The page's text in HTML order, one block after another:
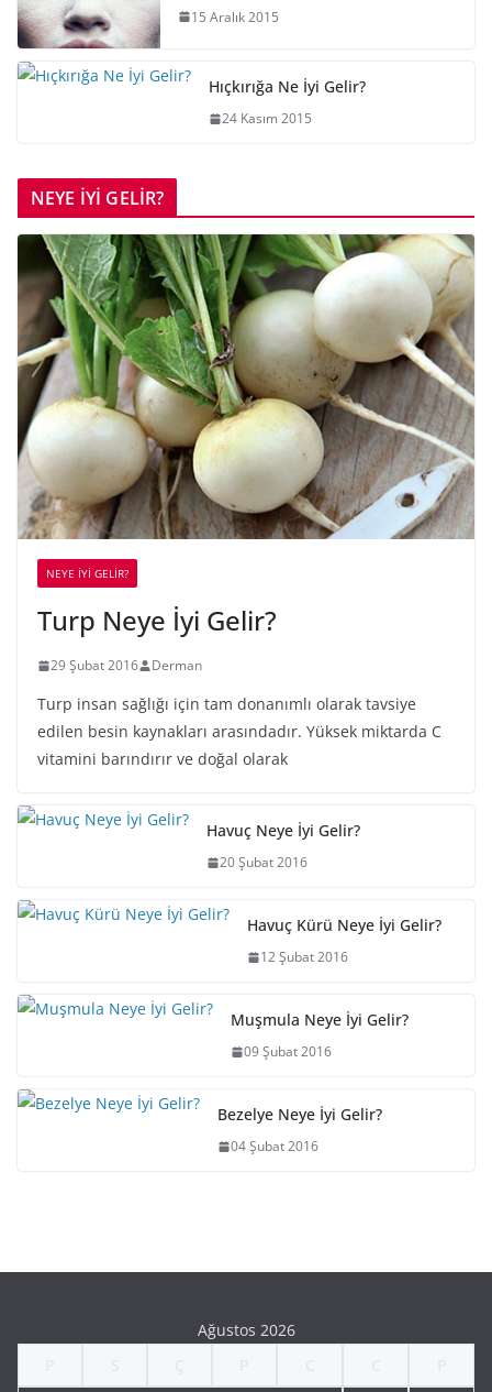
15 Aralık 2015
Hıçkırığa Ne İyi Gelir?
24 Kasım 2015
NEYE İYİ GELİR?
NEYE İYİ GELİR?
Turp Neye İyi Gelir?
29 Şubat 2016 Derman
Turp insan sağlığı için tam donanımlı olarak tavsiye
edilen besin kaynakları arasındadır. Yüksek miktarda C
vitamini barındırır ve doğal olarak
Havuç Neye İyi Gelir?
20 Şubat 2016
Havuç Kürü Neye İyi Gelir?
12 Şubat 2016
Muşmula Neye İyi Gelir?
09 Şubat 2016
Bezelye Neye İyi Gelir?
04 Şubat 2016
Ağustos 2026